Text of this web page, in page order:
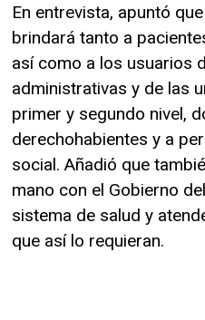
En entrevista, apuntó
brindará tanto a
así como a los usuarios
administrativas y de las
primer y segundo nivel,
derechohabientes y a
social. Añadió que
mano con el Gobierno
sistema de salud y
que así lo requieran.